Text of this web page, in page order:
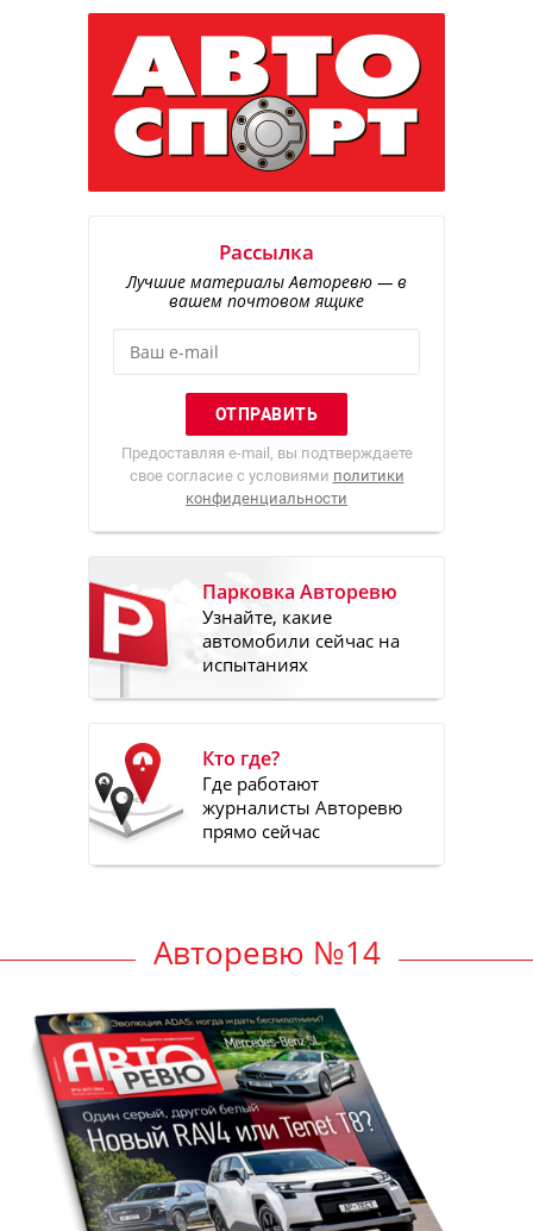
Рассылка
Лучшие материалы Авторевю — в
вашем почтовом ящике
Предоставляя e-mail, вы подтверждаете
свое согласие с условиями политики
конфиденциальности
Парковка Авторевю
Узнайте, какие
автомобили сейчас на
испытаниях
Кто где?
Где работают
журналисты Авторевю
прямо сейчас
Авторевю №14